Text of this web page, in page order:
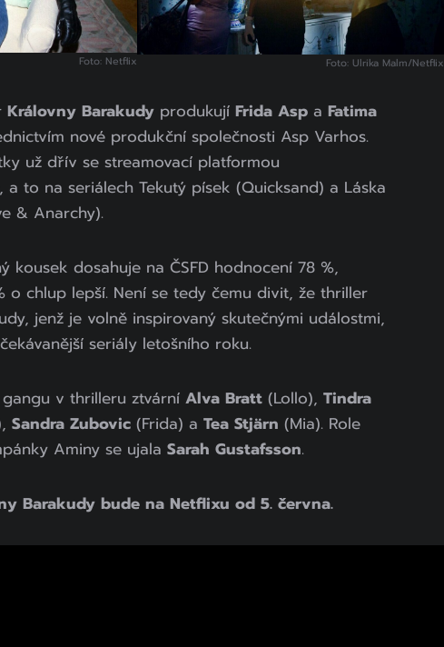
Foto: Netflix Foto: Ulrika Malm/Netflix
Královny Barakudy produkují Frida Asp a Fatima
nové produkční společnosti Asp Varhos.
už dřív se streamovací platformou
a to na seriálech Tekutý písek (Quicksand) a Láska
& Anarchy).
kousek dosahuje na ČSFD hodnocení 78 %,
o chlup lepší. Není se tedy čemu divit, že thriller
jenž je volně inspirovaný skutečnými událostmi,
seriály letošního roku.
v thrilleru ztvární Alva Bratt (Lollo), Tindra
Sandra Zubovic (Frida) a Tea Stjärn (Mia). Role
Aminy se ujala Sarah Gustafsson.
Barakudy bude na Netflixu od 5. června.